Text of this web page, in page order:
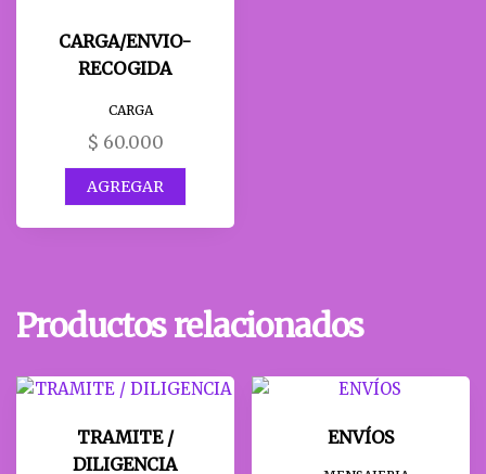
CARGA/ENVIO-
RECOGIDA
CARGA
$ 60.000
AGREGAR
Productos relacionados
TRAMITE /
DILIGENCIA
ENVÍOS